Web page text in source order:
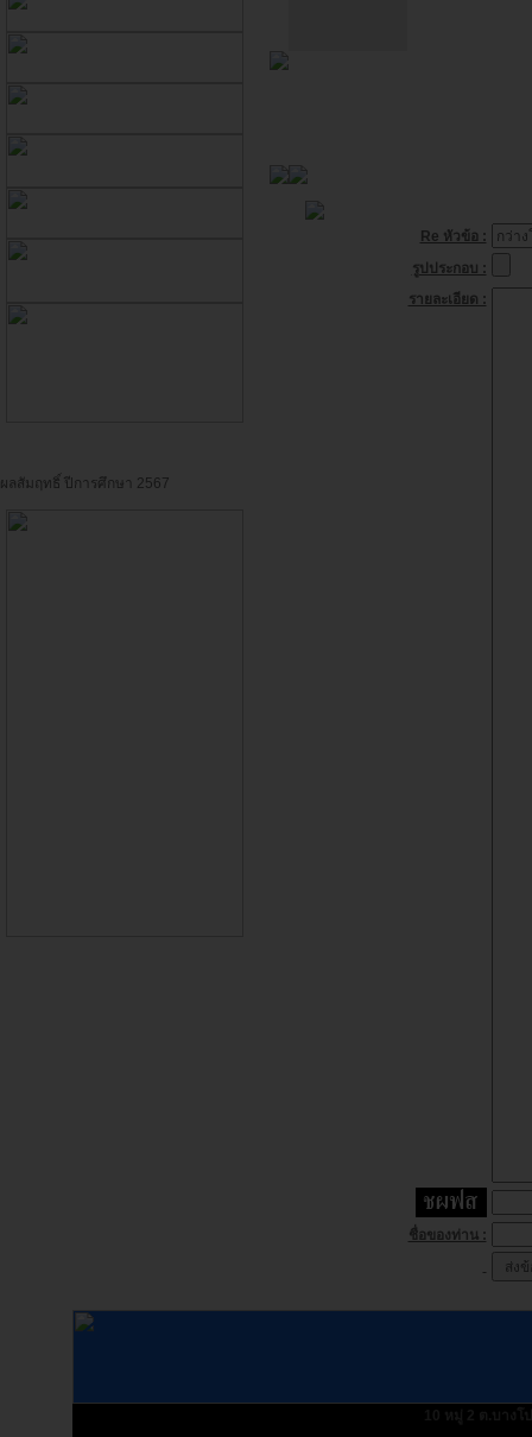
ผลสัมฤทธิ์ ปีการศึกษา 2567
Re หัวข้อ :
รูปประกอบ :
รายละเอียด :
ชื่อของท่าน :